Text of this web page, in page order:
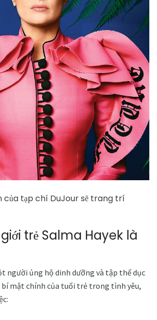
của tạp chí DuJour sẽ trang trí
trẻ Salma Hayek là
người ủng hộ dinh dưỡng và tập thể dục
mật chính của tuổi trẻ trong tình yêu,